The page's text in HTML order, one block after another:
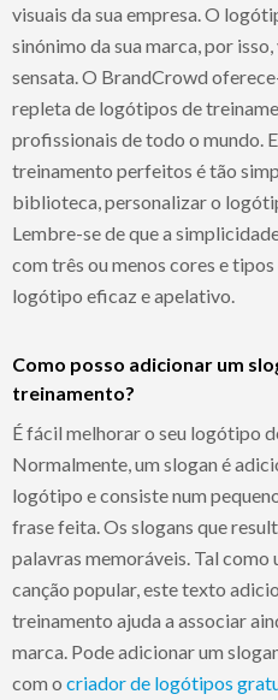
visuais da sua empresa. O
sinónimo da sua marca, por
sensata. O BrandCrowd
repleta de logótipos de
profissionais de todo o mundo.
treinamento perfeitos é tão
biblioteca, personalizar o
Lembre-se de que a
com três ou menos cores e
logótipo eficaz e apelativo.
Como posso adicionar um
treinamento?
É fácil melhorar o seu logótipo
Normalmente, um slogan é
logótipo e consiste num
frase feita. Os slogans que
palavras memoráveis. Tal
canção popular, este texto
treinamento ajuda a associar
marca. Pode adicionar um
com o criador de logótipos